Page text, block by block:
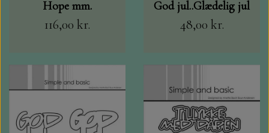
HJÆLPE VÆRKTØJ FRA TECH BIT
TIM HOLTZ BLOKKE
Hope mm.
116,00 kr.
God jul..Glædelig jul
48,00 kr.